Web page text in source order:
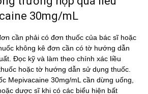
30mg/mL
cần phải có đơn thuốc của bác sĩ hoặc
không kê đơn cần có tờ hướng dẫn
Đọc kỹ và làm theo chính xác liều
hoặc tờ hướng dẫn sử dụng thuốc.
Mepivacaine 30mg/mL cần dừng uống,
dược sĩ khi có các biểu hiện bất